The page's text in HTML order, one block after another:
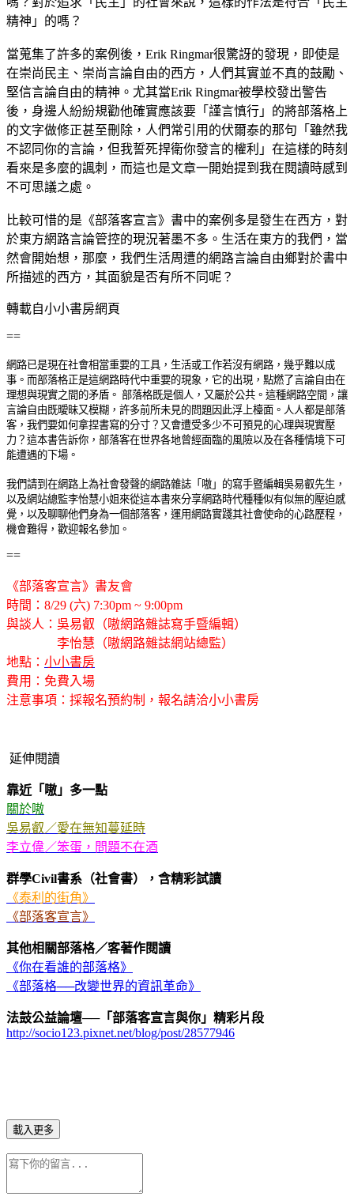
精神」的嗎？
當蒐集了許多的案例後，Erik Ringmar很驚訝的發現，即使是
在崇尚民主、崇尚言論自由的西方，人們其實並不真的鼓勵、
堅信言論自由的精神。尤其當Erik Ringmar被學校發出警告
後，身邊人紛紛規勸他確實應該要「謹言慎行」的將部落格上
的文字做修正甚至刪除，人們常引用的伏爾泰的那句「雖然我
不認同你的言論，但我誓死捍衛你發言的權利」在這樣的時刻
看來是多麼的諷刺，而這也是文章一開始提到我在閱讀時感到
不可思議之處。
比較可惜的是《部落客宣言》書中的案例多是發生在西方，對
於東方網路言論管控的現況著墨不多。生活在東方的我們，當
然會開始想，那麼，我們生活周遭的網路言論自由鄉對於書中
所描述的西方，其面貌是否有所不同呢？
轉載自小小書房網頁
==
網路已是現在社會相當重要的工具，生活或工作若沒有網路，幾乎難以成
事。而部落格正是這網路時代中重要的現象，它的出現，點燃了言論自由在
理想與現實之間的矛盾。 部落格既是個人，又屬於公共。這種網路空間，讓
言論自由既曖昧又模糊，許多前所未見的問題因此浮上檯面。人人都是部落
客，我們要如何拿捏書寫的分寸？又會遭受多少不可預見的心理與現實壓
力？這本書告訴你，部落客在世界各地曾經面臨的風險以及在各種情境下可
能遭遇的下場。
我們請到在網路上為社會發聲的網路雜誌「嗷」的寫手暨編輯吳易叡先生，
以及網站總監李怡慧小姐來從這本書來分享網路時代種種似有似無的壓迫感
覺，以及聊聊他們身為一個部落客，運用網路實踐其社會使命的心路歷程，
機會難得，歡迎報名參加。
==
《部落客宣言》書友會
時間：8/29 (六) 7:30pm ~ 9:00pm
與談人：吳易叡（嗷網路雜誌寫手暨編輯）
李怡慧（嗷網路雜誌網站總監）
地點： 小小書房
費用：免費入場
注意事項：採報名預約制，報名請洽小小書房
延伸閱讀
靠近「嗷」多一點
關於嗷
吳易叡／愛在無知蔓延時
李立偉／笨蛋，問題不在酒
群學Civil書系（社會書），含精彩試讀
《泰利的街角》
《部落客宣言》
其他相關部落格／客著作閱讀
《你在看誰的部落格》
《部落格──改變世界的資訊革命》
法鼓公益論壇──「部落客宣言與你」精彩片段
http://socio123.pixnet.net/blog/post/28577946
載入更多